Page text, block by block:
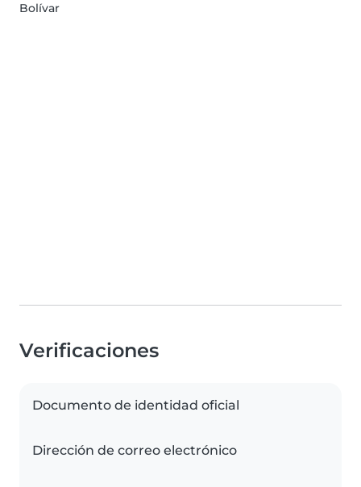
Bolívar
Verificaciones
Documento de identidad oficial
Dirección de correo electrónico